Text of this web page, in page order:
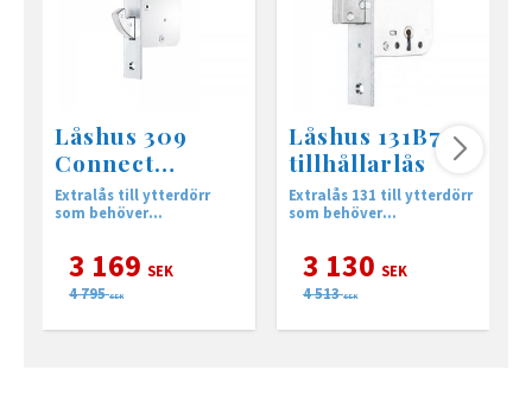
Låshus 309
Connect
tillhållarlås
Extralås till ytterdörr
som behöver
3 169 SEK
4 795 SEK
Låshus 131B7
tillhållarlås
Extralås 131 till ytterdörr
som behöver
3 130 SEK
4 513 SEK